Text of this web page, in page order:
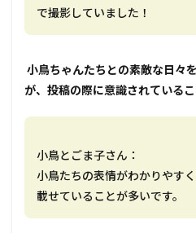
で撮影していました！
――― 小鳥ちゃんたちとの素敵な日
が、投稿の際に意識されている
小鳥とごま子さん：
小鳥たちの表情がわかりやす
載せていることが多いです。